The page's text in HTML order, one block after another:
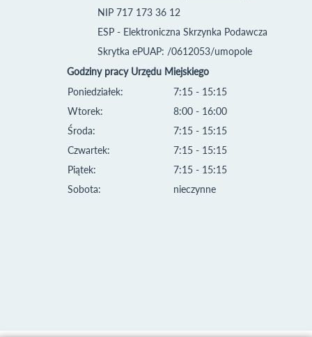
NIP 717 173 36 12
ESP - Elektroniczna Skrzynka Podawcza
Skrytka ePUAP: /0612053/umopole
Godziny pracy Urzędu Miejskiego
Poniedziałek:
Wtorek:
Środa:
Czwartek:
Piątek:
Sobota:
7:15 - 15:15
8:00 - 16:00
7:15 - 15:15
7:15 - 15:15
7:15 - 15:15
nieczynne